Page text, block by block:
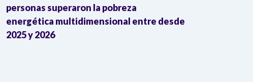
personas superaron la pobreza
energética multidimensional entre desde
2025 y 2026